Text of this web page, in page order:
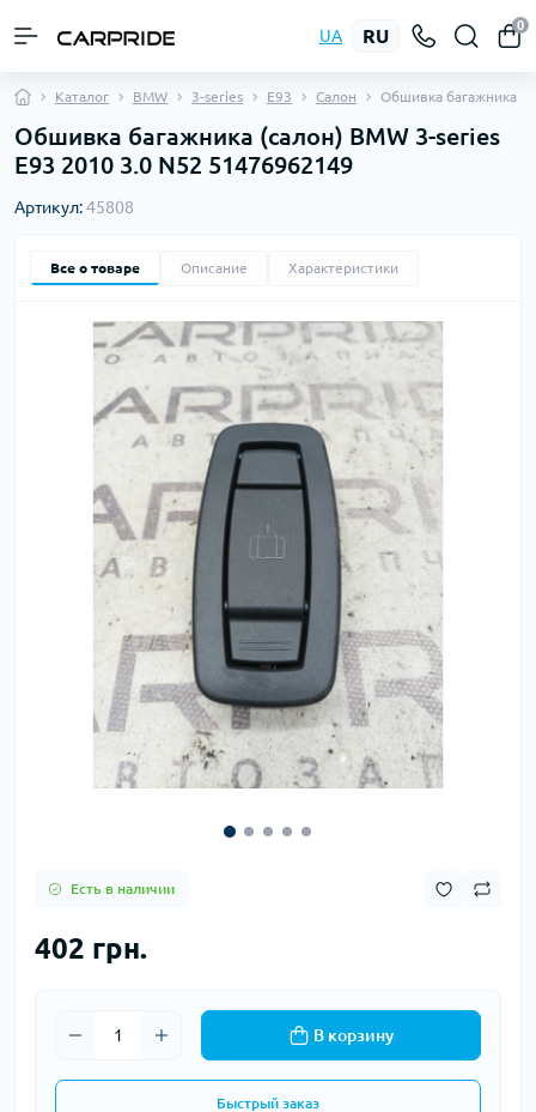
UA RU
0
Каталог BMW 3-series E93 Салон Обшивка багажника
Обшивка багажника (салон) BMW 3-series
E93 2010 3.0 N52 51476962149
Артикул:45808
Все о товаре Описание Характеристики
Есть в наличии
402 грн.
В корзину
Быстрый заказ